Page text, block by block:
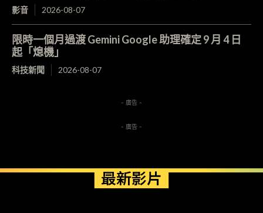
影音 2026-08-07
限時一個月過渡 Gemini Google 助理確定 9 月 4 日
起「熄機」
科技新聞 2026-08-07
- 廣告 -
- 廣告 -
最新影片